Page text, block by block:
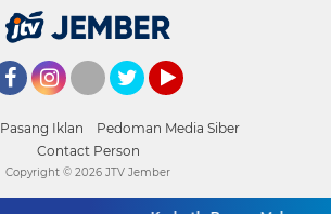
Pasang Iklan
Pedoman Media Siber
Contact Person
Copyright © 2026 JTV Jember